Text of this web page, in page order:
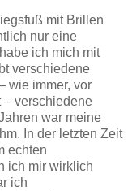
mit Brillen
nur eine
ich mich mit
verschiedene
wie immer, vor
– verschiedene
war meine
In der letzten Zeit
echten
ich mir wirklich
ich